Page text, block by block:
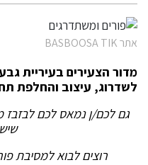
אתר BASBOOSA TIK
מדור הצעירים בעיריית
לשדרוג, עיצוב והחלפת
גם לכם/ן נמאס לכם לבזבז
רוצים לבוא למסיבת